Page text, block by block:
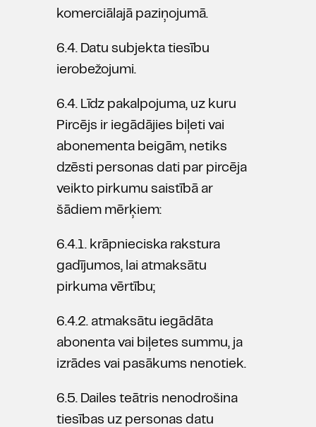
komerciālajā paziņojumā.
6.4. Datu subjekta tiesību
ierobežojumi.
6.4. Līdz pakalpojuma, uz kuru
Pircējs ir iegādājies biļeti vai
abonementa beigām, netiks
dzēsti personas dati par pircēja
veikto pirkumu saistībā ar
šādiem mērķiem:
6.4.1. krāpnieciska rakstura
gadījumos, lai atmaksātu
pirkuma vērtību;
6.4.2. atmaksātu iegādāta
abonenta vai biļetes summu, ja
izrādes vai pasākums nenotiek.
6.5. Dailes teātris nenodrošina
tiesības uz personas datu